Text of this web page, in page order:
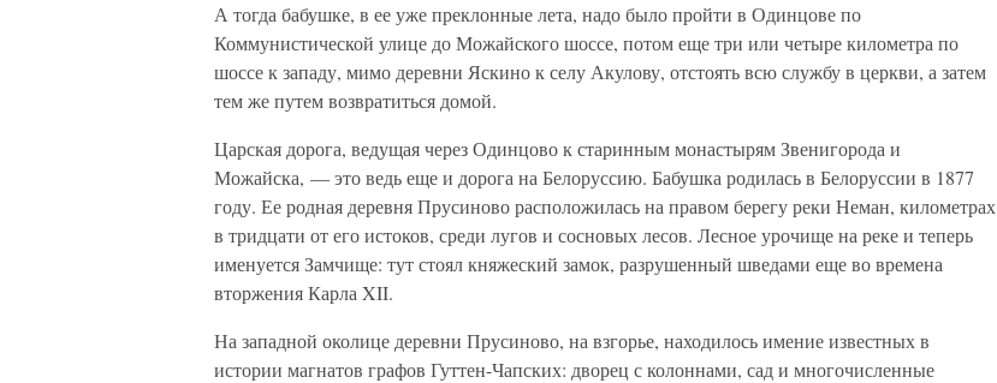
А тогда бабушке, в ее уже преклонные лета, надо было пройти в Одинцове по
Коммунистической улице до Можайского шоссе, потом еще три или четыре километра по
шоссе к западу, мимо деревни Яскино к селу Акулову, отстоять всю службу в церкви, а затем
тем же путем возвратиться домой.
Царская дорога, ведущая через Одинцово к старинным монастырям Звенигорода и
Можайска, — это ведь еще и дорога на Белоруссию. Бабушка родилась в Белоруссии в 1877
году. Ее родная деревня Прусиново расположилась на правом берегу реки Неман, километрах
в тридцати от его истоков, среди лугов и сосновых лесов. Лесное урочище на реке и теперь
именуется Замчище: тут стоял княжеский замок, разрушенный шведами еще во времена
вторжения Карла XII.
На западной околице деревни Прусиново, на взгорье, находилось имение известных в
истории магнатов графов Гуттен-Чапских: дворец с колоннами, сад и многочисленные